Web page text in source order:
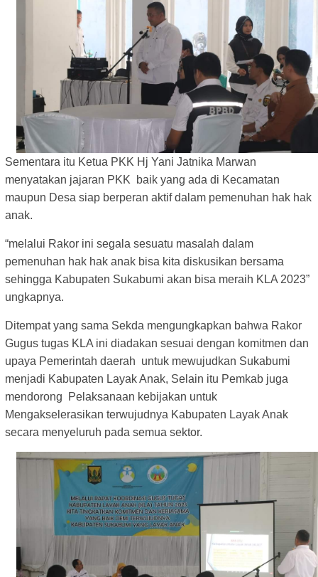
Sementara itu Ketua PKK Hj Yani Jatnika Marwan
menyatakan jajaran PKK baik yang ada di Kecamatan
maupun Desa siap berperan aktif dalam pemenuhan hak hak
anak.
“melalui Rakor ini segala sesuatu masalah dalam
pemenuhan hak hak anak bisa kita diskusikan bersama
sehingga Kabupaten Sukabumi akan bisa meraih KLA 2023”
ungkapnya.
Ditempat yang sama Sekda mengungkapkan bahwa Rakor
Gugus tugas KLA ini diadakan sesuai dengan komitmen dan
upaya Pemerintah daerah untuk mewujudkan Sukabumi
menjadi Kabupaten Layak Anak, Selain itu Pemkab juga
mendorong Pelaksanaan kebijakan untuk
Mengakselerasikan terwujudnya Kabupaten Layak Anak
secara menyeluruh pada semua sektor.